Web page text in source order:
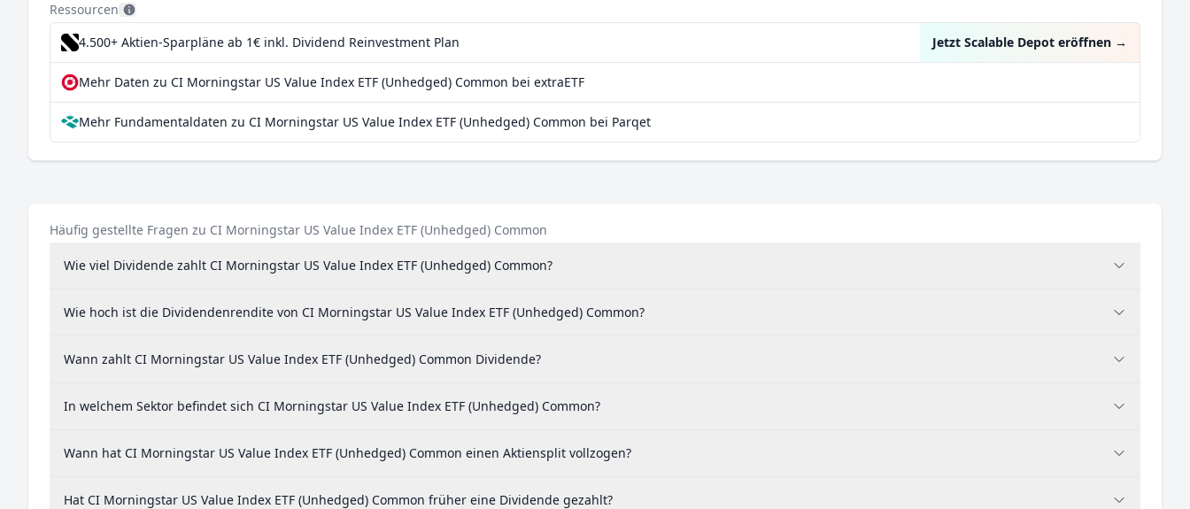
Immobilien 0,97 %
Ressourcen
4.500+ Aktien-Sparpläne ab 1€ inkl. Dividend Reinvestment Plan Jetzt Scalable Depot eröffnen →
Mehr Daten zu CI Morningstar US Value Index ETF (Unhedged) Common bei extraETF
Mehr Fundamentaldaten zu CI Morningstar US Value Index ETF (Unhedged) Common bei Parqet
Häufig gestellte Fragen zu CI Morningstar US Value Index ETF (Unhedged) Common
Wie viel Dividende zahlt CI Morningstar US Value Index ETF (Unhedged) Common?
Wie hoch ist die Dividendenrendite von CI Morningstar US Value Index ETF (Unhedged) Common?
Wann zahlt CI Morningstar US Value Index ETF (Unhedged) Common Dividende?
In welchem Sektor befindet sich CI Morningstar US Value Index ETF (Unhedged) Common?
Wann hat CI Morningstar US Value Index ETF (Unhedged) Common einen Aktiensplit vollzogen?
Hat CI Morningstar US Value Index ETF (Unhedged) Common früher eine Dividende gezahlt?